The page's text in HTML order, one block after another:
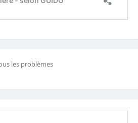
les problèmes